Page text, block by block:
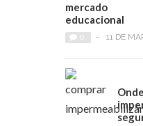
mercado
educacional
- 11 DE